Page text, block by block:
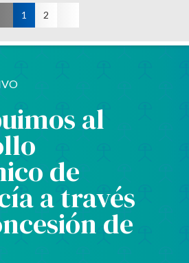
1 2
al
de
a través
de